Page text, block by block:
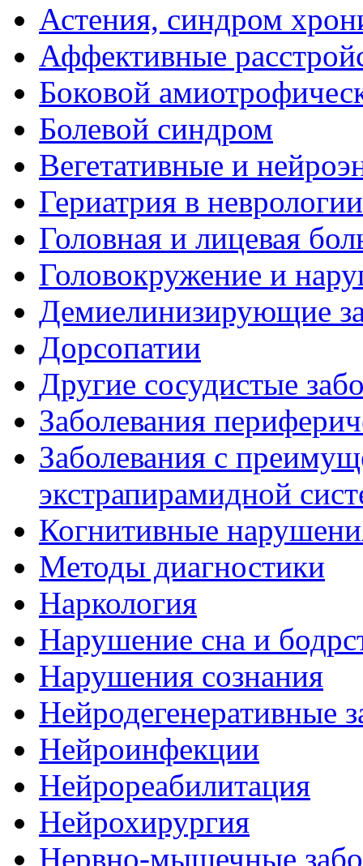
Астения, синдром
Аффективные
Боковой
Болевой синдром
Вегетативные и
Гериатрия в неврологии
Головная и лицевая
Головокружение и
Демиелинизирующие
Дорсопатии
Другие сосудистые
Заболевания
Заболевания с
экстрапирамидной
Когнитивные
Методы диагностики
Наркология
Нарушение сна и
Нарушения сознания
Нейродегенеративные
Нейроинфекции
Нейрореабилитация
Нейрохирургия
Нервно-мышечные